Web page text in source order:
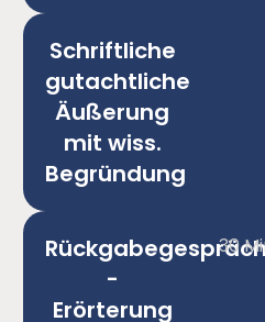
Schriftliche
gutachtliche
Äußerung
mit wiss.
Begründung
-
Erörterung
30